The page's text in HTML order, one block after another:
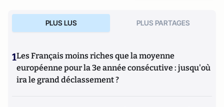
PLUS LUS PLUS PARTAGES
1Les Français moins riches que la moyenne
européenne pour la 3e année consécutive : jusqu'où
ira le grand déclassement ?